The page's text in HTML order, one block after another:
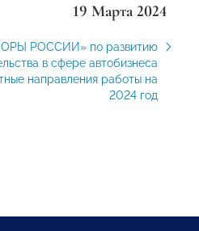
19 Марта 2024
РОССИИ» по развитию
в сфере автобизнеса
направления работы на
2024 год